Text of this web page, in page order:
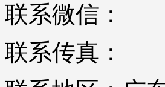
联系微信：
联系传真：